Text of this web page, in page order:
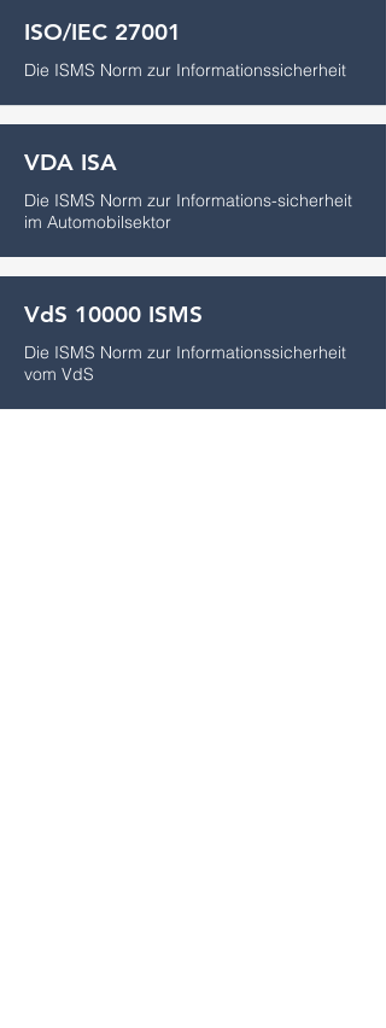
ISO/IEC 27001
Die ISMS Norm zur Informationssicherheit
VDA ISA
Die ISMS Norm zur Informations-sicherheit
im Automobilsektor
VdS 10000 ISMS
Die ISMS Norm zur Informationssicherheit
vom VdS